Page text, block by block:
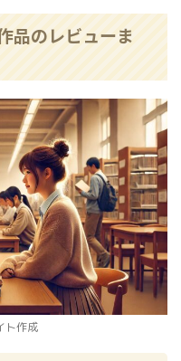
品のレビューま
ト作成